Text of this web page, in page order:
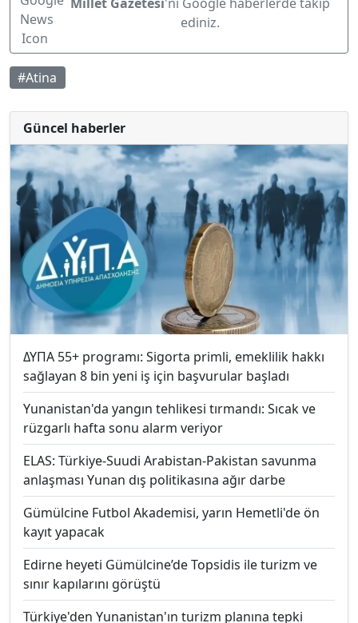
Millet Gazetesi'ni Google haberlerde takip
ediniz.
#Atina
Güncel haberler
ΔΥΠΑ 55+ programı: Sigorta primli, emeklilik hakkı
sağlayan 8 bin yeni iş için başvurular başladı
Yunanistan'da yangın tehlikesi tırmandı: Sıcak ve
rüzgarlı hafta sonu alarm veriyor
ELAS: Türkiye-Suudi Arabistan-Pakistan savunma
anlaşması Yunan dış politikasına ağır darbe
Gümülcine Futbol Akademisi, yarın Hemetli'de ön
kayıt yapacak
Edirne heyeti Gümülcine’de Topsidis ile turizm ve
sınır kapılarını görüştü
Türkiye'den Yunanistan'ın turizm planına tepki